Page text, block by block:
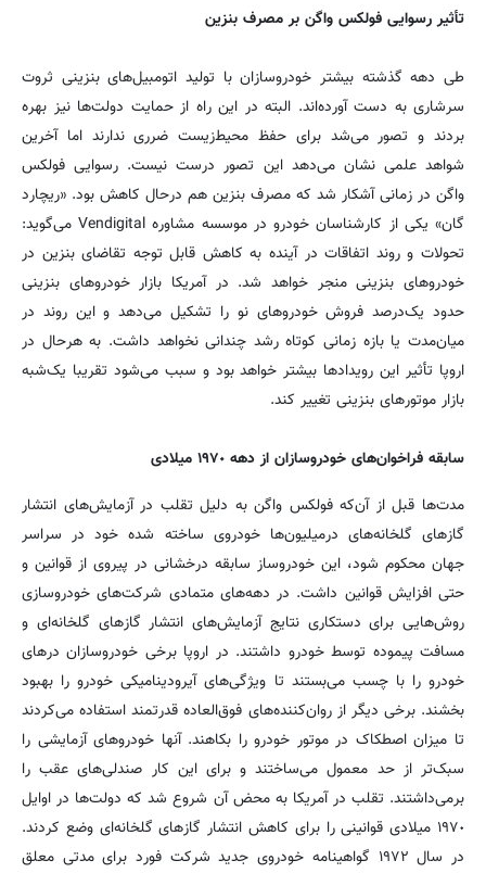
تأثیر رسوایی فولکس واگن بر مصرف بنزین
طی دهه گذشته بیشتر خودروسازان با تولید اتومبیل‌های بنزینی ثروت
سرشاری به دست آورده‌اند. البته در این راه از حمایت دولت‌ها نیز بهره
بردند و تصور می‌شد برای حفظ محیط‌زیست ضرری ندارند اما آخرین
شواهد علمی نشان می‌دهد این تصور درست نیست. رسوایی فولکس
واگن در زمانی آشکار شد که مصرف بنزین هم درحال کاهش بود. «ریچارد
گان» یکی از کارشناسان خودرو در موسسه مشاوره Vendigital می‌گوید:
تحولات و روند اتفاقات در آینده به کاهش قابل توجه تقاضای بنزین در
خودروهای بنزینی منجر خواهد شد. در آمریکا بازار خودروهای بنزینی
حدود یک‌درصد فروش خودروهای نو را تشکیل می‌دهد و این روند در
میان‌مدت یا بازه زمانی کوتاه رشد چندانی نخواهد داشت. به‌ هرحال در
اروپا تأثیر این رویدادها بیشتر خواهد بود و سبب می‌شود تقریبا یک‌شبه
بازار موتورهای بنزینی تغییر کند.
سابقه فراخوان‌های خودروسازان از دهه ١٩٧٠ میلادی
مدت‌ها قبل از آن‌که فولکس واگن به دلیل تقلب در آزمایش‌های انتشار
گازهای گلخانه‌های درمیلیون‌ها خودروی ساخته شده خود در سراسر
جهان محکوم شود، این خودروساز سابقه درخشانی در پیروی از قوانین و
حتی افزایش قوانین داشت. در دهه‌های متمادی شرکت‌های خودروسازی
روش‌هایی برای دستکاری نتایج آزمایش‌های انتشار گازهای گلخانه‌ای و
مسافت پیموده توسط خودرو داشتند. در اروپا برخی خودروسازان درهای
خودرو را با چسب می‌بستند تا ویژگی‌های آیرودینامیکی خودرو را بهبود
بخشند. برخی دیگر از روان‌کننده‌های فوق‌العاده قدرتمند استفاده می‌کردند
تا میزان اصطکاک در موتور خودرو را بکاهند. آنها خودروهای آزمایشی را
سبک‌تر از حد معمول می‌ساختند و برای این کار صندلی‌های عقب را
برمی‌داشتند. تقلب در آمریکا به محض آن شروع شد که دولت‌ها در اوایل
١٩٧٠ میلادی قوانینی را برای کاهش انتشار گازهای گلخانه‌ای وضع کردند.
در سال ١٩٧٢ گواهینامه خودروی جدید شرکت فورد برای مدتی معلق